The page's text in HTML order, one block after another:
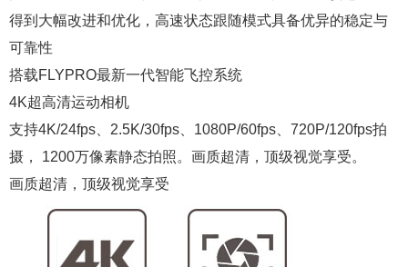
得到大幅改进和优化，高速状态跟随模式具备优异的稳定与
可靠性
搭载FLYPRO最新一代智能飞控系统
4K超高清运动相机
支持4K/24fps、2.5K/30fps、1080P/60fps、720P/120fps拍
摄， 1200万像素静态拍照。画质超清，顶级视觉享受。
画质超清，顶级视觉享受